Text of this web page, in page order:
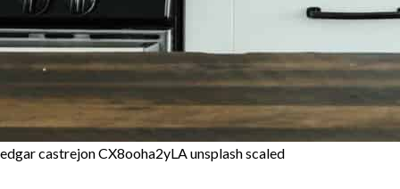
edgar castrejon CX8ooha2yLA unsplash scaled